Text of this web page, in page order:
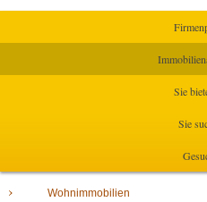
Sie
Sie
Wohnimmobilien